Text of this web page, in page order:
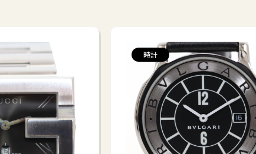
# エルメス シャネル # グッチ # ディオ
ネタ # コーチ # その他
ノーブランドジュエリー # 金貨
時計